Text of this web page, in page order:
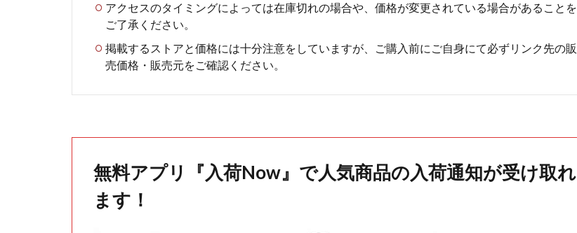
アクセスのタイミングによっては在庫切れの場合や、価格が変更されている場合があることを
ご了承ください。
掲載するストアと価格には十分注意をしていますが、ご購入前にご自身にて必ずリンク先の販
売価格・販売元をご確認ください。
無料アプリ『入荷Now』で人気商品の入荷通知が受け取れ
ます！